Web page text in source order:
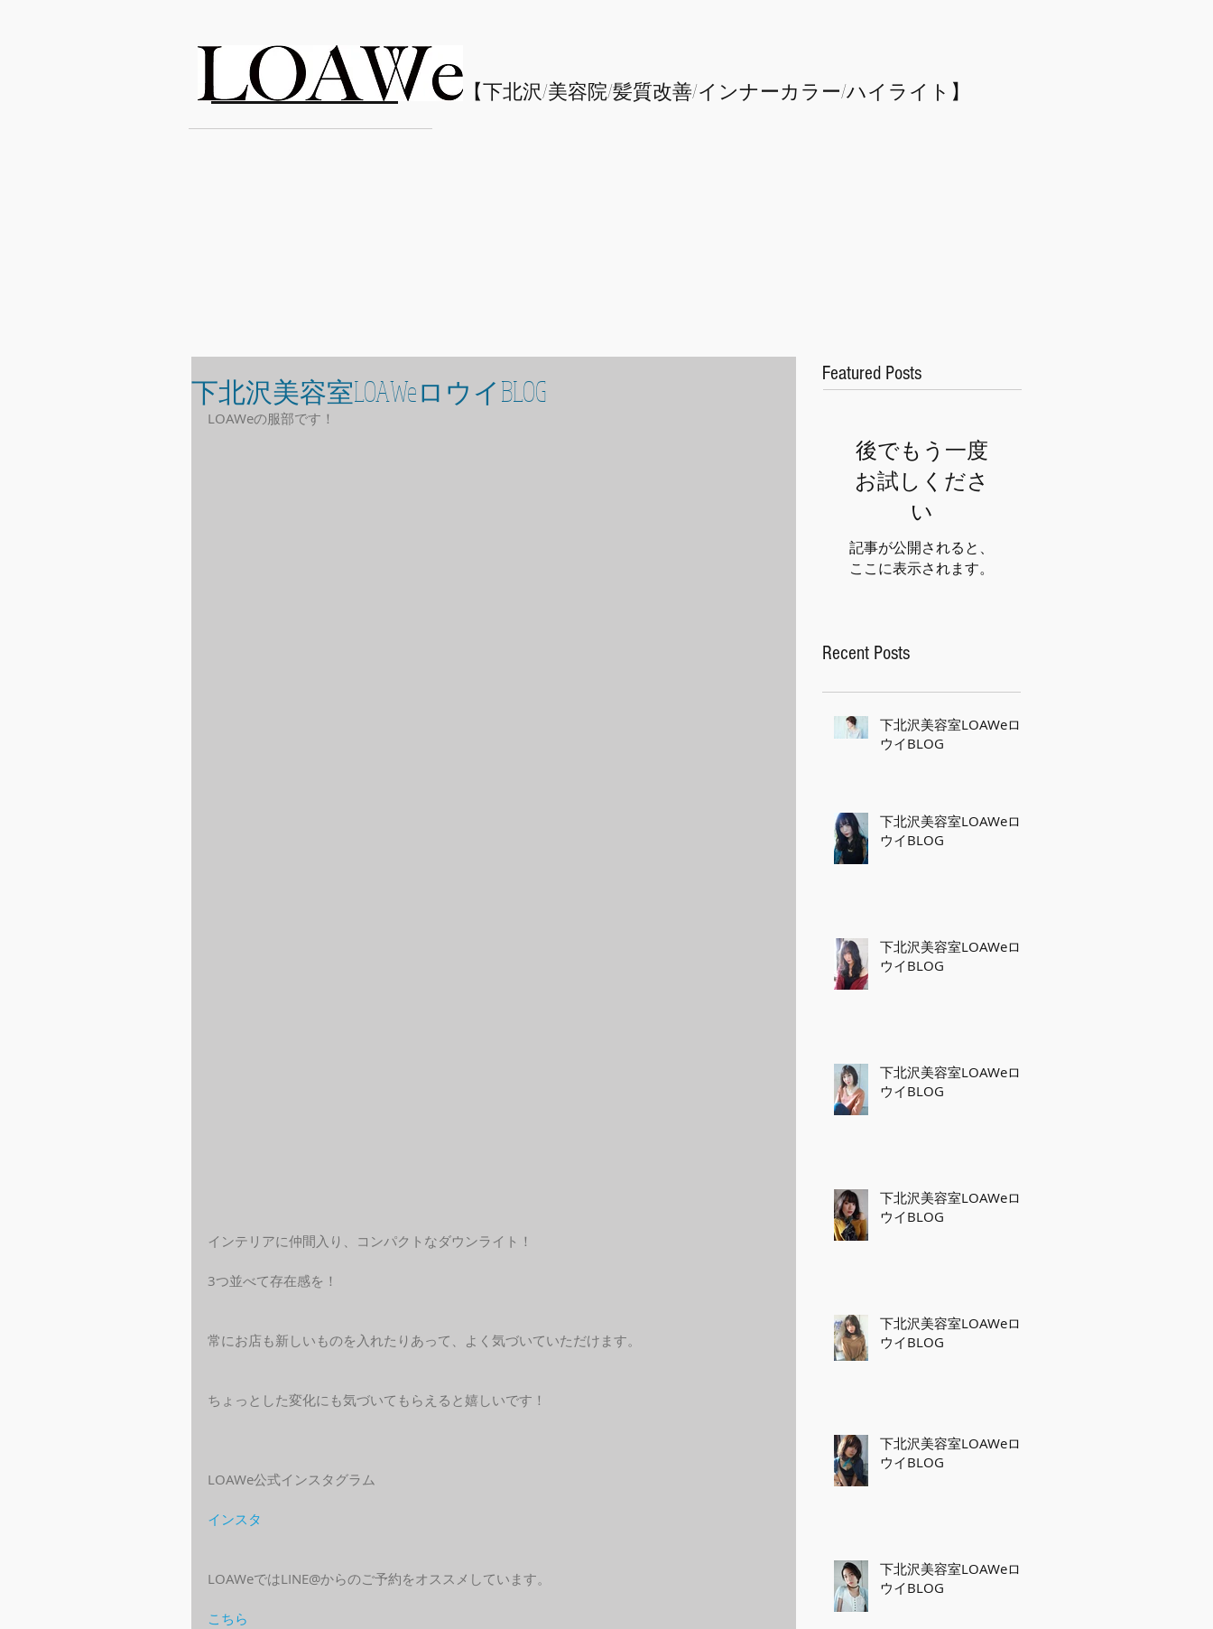
LOAWe ​【下北沢/美容院/髪質改善/インナーカラー/​ハイライト】
下北沢美容室LOAWeロウイBLOG
LOAWeの服部です！
インテリアに仲間入り、コンパクトなダウンライト！
3つ並べて存在感を！
常にお店も新しいものを入れたりあって、よく気づいていただけます。
ちょっとした変化にも気づいてもらえると嬉しいです！
LOAWe公式インスタグラム
インスタ
LOAWeではLINE@からのご予約をオススメしています。
こちら
Featured Posts
後でもう一度
お試しくださ
い
記事が公開されると、
ここに表示されます。
Recent Posts
下北沢美容室LOAWeロ
ウイBLOG
下北沢美容室LOAWeロ
ウイBLOG
下北沢美容室LOAWeロ
ウイBLOG
下北沢美容室LOAWeロ
ウイBLOG
下北沢美容室LOAWeロ
ウイBLOG
下北沢美容室LOAWeロ
ウイBLOG
下北沢美容室LOAWeロ
ウイBLOG
下北沢美容室LOAWeロ
ウイBLOG